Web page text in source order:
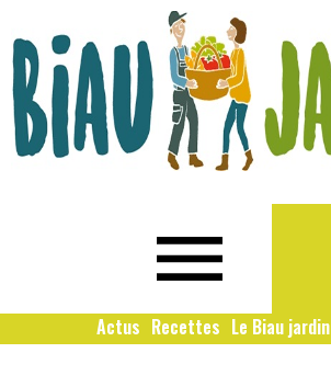
Actus Recettes Le Biau jardin